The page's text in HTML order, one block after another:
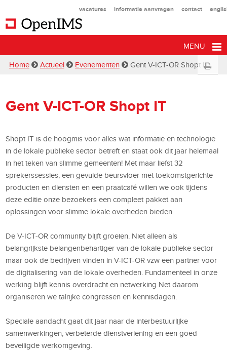
vacatures informatie aanvragen contact
MENU
Home Actueel Evenementen Gent V-ICT-OR Shopt IT
Gent V-ICT-OR Shopt IT
Shopt IT is de hoogmis voor alles wat informatie en technologie
in de lokale publieke sector betreft en staat ook dit jaar helemaal
in het teken van slimme gemeenten! Met maar liefst 32
sprekerssessies, een gevulde beursvloer met toekomstgerichte
producten en diensten en een praatcafé willen we ook tijdens
deze editie onze bezoekers een compleet pakket aan
oplossingen voor slimme lokale overheden bieden.
De V-ICT-OR community blijft groeien. Niet alleen als
belangrijkste belangenbehartiger van de lokale publieke sector
maar ook de bedrijven vinden in V-ICT-OR vzw een partner voor
de digitalisering van de lokale overheden . Fundamenteel in onze
werking blijft kennis overdracht en netwerking Net daarom
organiseren we talrijke congressen en kennisdagen.
Speciale aandacht gaat dit jaar naar de interbestuurlijke
samenwerkingen, verbeterde dienstverlening en een goed
beveiligde werkomgeving.